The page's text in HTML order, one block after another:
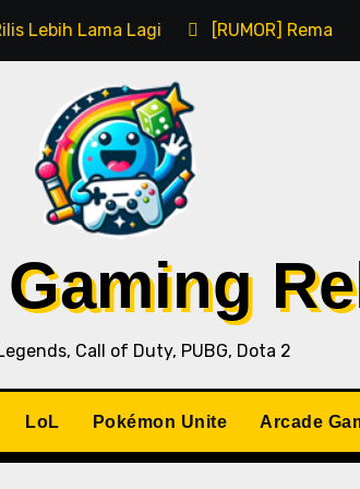
[RUMOR] Remake Resident Evil 1
Call of Duty, PUBG, Dota 2
LoL Pokémon Unite Arcade